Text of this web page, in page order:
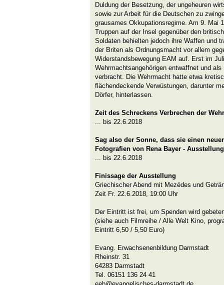
Duldung der Besetzung, der ungeheuren
sowie zur Arbeit für die Deutschen zu
grausames Okkupationsregime. Am 9. Mai
Truppen auf der Insel gegenüber den
Soldaten behielten jedoch ihre Waffen und
der Briten als Ordnungsmacht vor allem
Widerstandsbewegung EAM auf. Erst im
Wehrmachtsangehörigen entwaffnet und
verbracht. Die Wehrmacht hatte etwa
flächendeckende Verwüstungen, darunter
Dörfer, hinterlassen.
Zeit des Schreckens Verbrechen der
... bis 22.6.2018
Sag also der Sonne, dass sie einen
Fotografien von Rena Bayer - Ausstellung
... bis 22.6.2018
Finissage der Ausstellung
Griechischer Abend mit Mezédes und
Zeit Fr. 22.6.2018, 19:00 Uhr
Der Eintritt ist frei, um Spenden wird
(siehe auch Filmreihe / Alle Welt Kino,
Eintritt 6,50 / 5,50 Euro)
Evang. Erwachsenenbildung Darmstadt
Rheinstr. 31
64283 Darmstadt
Tel. 06151 136 24 41